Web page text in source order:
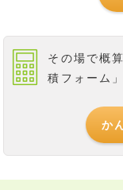
その場で概
積フォーム
か